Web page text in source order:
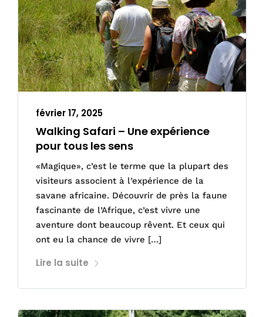
février 17, 2025
Walking Safari – Une expérience
pour tous les sens
«Magique», c’est le terme que la plupart des
visiteurs associent à l’expérience de la
savane africaine. Découvrir de près la faune
fascinante de l’Afrique, c’est vivre une
aventure dont beaucoup rêvent. Et ceux qui
ont eu la chance de vivre […]
Lire la suite